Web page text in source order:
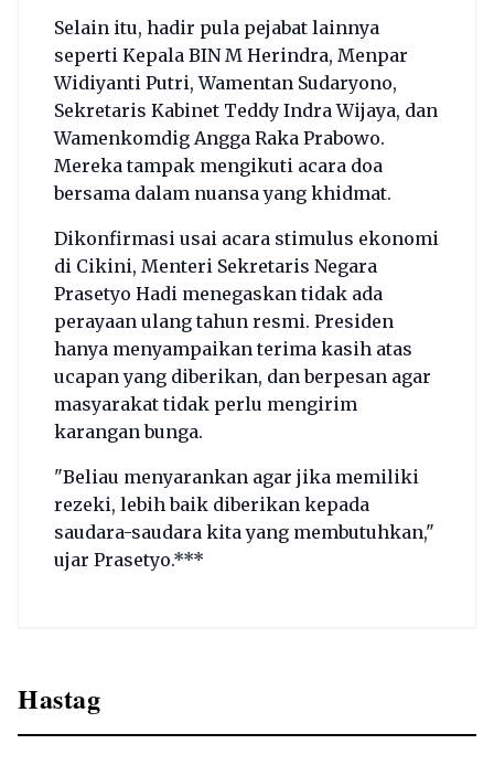
Selain itu, hadir pula pejabat lainnya
seperti Kepala BIN M Herindra, Menpar
Widiyanti Putri, Wamentan Sudaryono,
Sekretaris Kabinet Teddy Indra Wijaya, dan
Wamenkomdig Angga Raka Prabowo.
Mereka tampak mengikuti acara doa
bersama dalam nuansa yang khidmat.
Dikonfirmasi usai acara stimulus ekonomi
di Cikini, Menteri Sekretaris Negara
Prasetyo Hadi menegaskan tidak ada
perayaan ulang tahun resmi. Presiden
hanya menyampaikan terima kasih atas
ucapan yang diberikan, dan berpesan agar
masyarakat tidak perlu mengirim
karangan bunga.
"Beliau menyarankan agar jika memiliki
rezeki, lebih baik diberikan kepada
saudara-saudara kita yang membutuhkan,"
ujar Prasetyo.***
Hastag